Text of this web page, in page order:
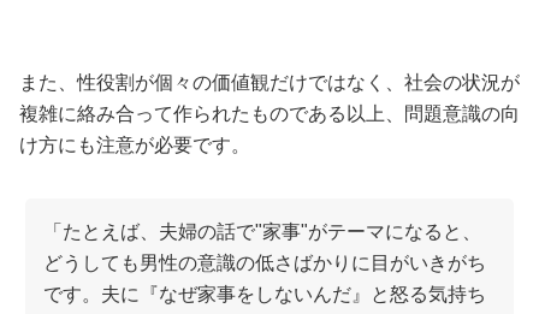
また、性役割が個々の価値観だけではなく、社会の状況が
複雑に絡み合って作られたものである以上、問題意識の向
け方にも注意が必要です。
「たとえば、夫婦の話で"家事"がテーマになると、
どうしても男性の意識の低さばかりに目がいきがち
です。夫に『なぜ家事をしないんだ』と怒る気持ち